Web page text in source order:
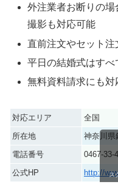
外注業者お断りの
撮影も対応可能
直前注文やセット注
平日の結婚式はす
無料資料請求にも対
対応エリア
全国
所在地
神奈川県
電話番号
0467-33-
公式HP
http:// ス